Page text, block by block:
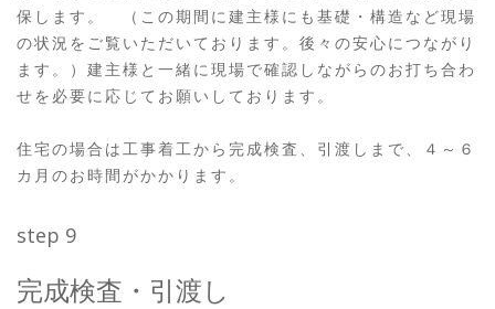
保します。 （この期間に建主様にも基礎・構造など現場
の状況をご覧いただいております。後々の安心につながり
ます。）建主様と一緒に現場で確認しながらのお打ち合わ
せを必要に応じてお願いしております。
住宅の場合は工事着工から完成検査、引渡しまで、４～６
カ月のお時間がかかります。
step 9
完成検査・引渡し